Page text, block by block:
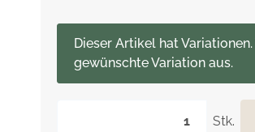
Stk.
xDieser Artikel hat
gewünschte Variation aus.